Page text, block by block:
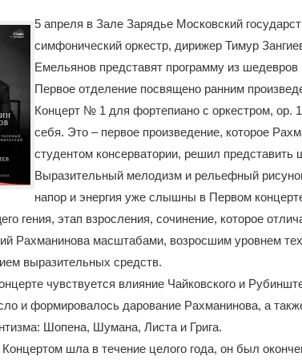
5 апреля в Зале Зарядье Московский
симфонический оркестр, дирижер Тимур
Емельянов представят программу из шедевров
Первое отделение посвящено ранним
Концерт № 1 для фортепиано с оркестром, op. 1
себя. Это – первое произведение, которое
студентом консерватории, решил представить
Выразительный мелодизм и рельефный
напор и энергия уже слышны в Первом
гения, этап взросления, сочинение, которое
Рахманинова масштабами, возросшим уровнем
выразительных средств.
чувствуется влияние Чайковского и
и формировалось дарование Рахманинова, а
Шопена, Шумана, Листа и Грига.
шла в течение целого года, он был